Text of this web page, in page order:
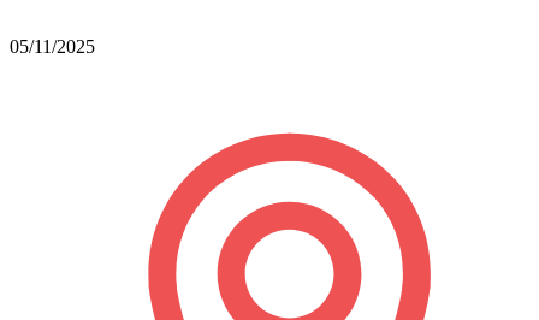
05/11/2025